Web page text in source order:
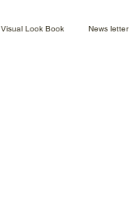
Visual Look Book News letter